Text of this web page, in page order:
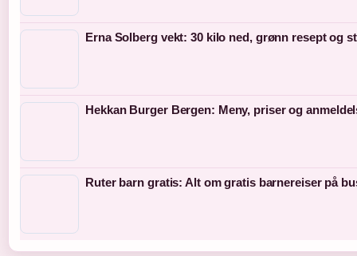
Erna Solberg vekt: 30 kilo ned, grønn resept og
Hekkan Burger Bergen: Meny, priser og
Ruter barn gratis: Alt om gratis barnereiser på